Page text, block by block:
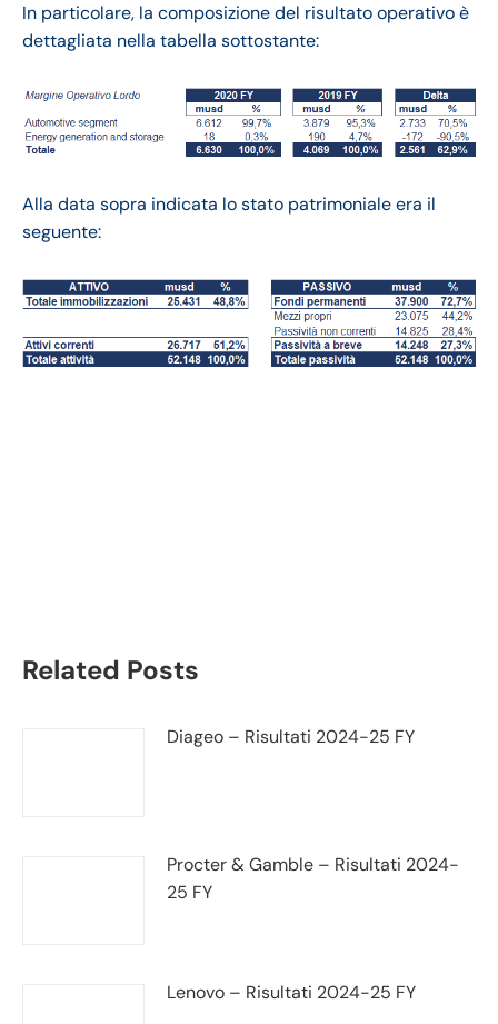
In particolare, la composizione del risultato operativo è
dettagliata nella tabella sottostante:
Alla data sopra indicata lo stato patrimoniale era il
seguente:
Related Posts
Diageo – Risultati 2024-25 FY
Procter & Gamble – Risultati 2024-
25 FY
Lenovo – Risultati 2024-25 FY